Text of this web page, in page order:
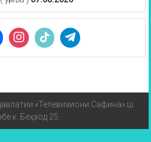
«Телевизиони Сафина» ш.
к. Беҳзод 25.